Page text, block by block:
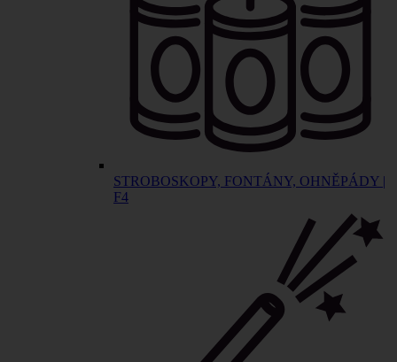
STROBOSKOPY, FONTÁNY, OHNĚPÁDY |
F4